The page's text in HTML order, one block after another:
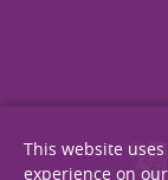
This website
experience on